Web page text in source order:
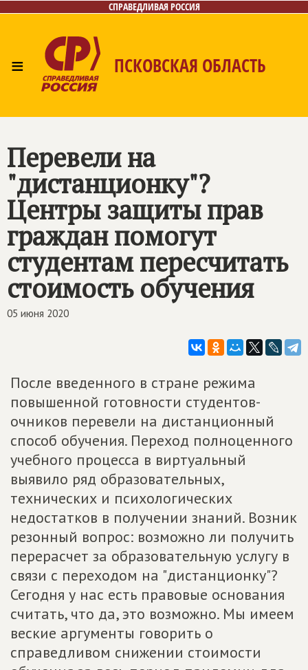
СПРАВЕДЛИВАЯ РОССИЯ
≡ ПСКОВСКАЯ ОБЛАСТЬ
Перевели на
"дистанционку"?
Центры защиты прав
граждан помогут
студентам пересчитать
стоимость обучения
05 июня 2020
После введенного в стране режима
повышенной готовности студентов-
очников перевели на дистанционный
способ обучения. Переход полноценного
учебного процесса в виртуальный
выявило ряд образовательных,
технических и психологических
недостатков в получении знаний. Возник
резонный вопрос: возможно ли получить
перерасчет за образовательную услугу в
связи с переходом на "дистанционку"?
Сегодня у нас есть правовые основания
считать, что да, это возможно. Мы имеем
веские аргументы говорить о
справедливом снижении стоимости